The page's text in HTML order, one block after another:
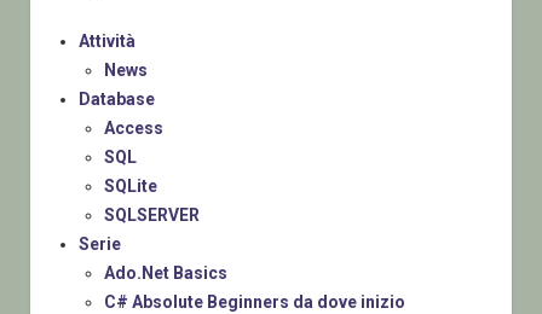
Attività
News
Database
Access
SQL
SQLite
SQLSERVER
Serie
Ado.Net Basics
C# Absolute Beginners da dove inizio